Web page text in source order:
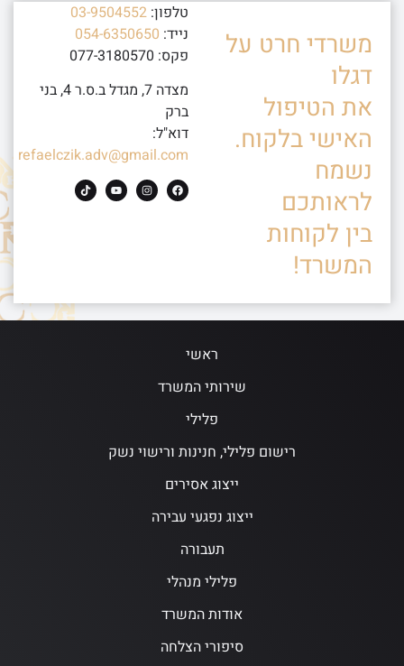
משרדי חרט על
דגלו
את הטיפול
האישי בלקוח.
נשמח
לראותכם
בין לקוחות
המשרד!
טלפון: 03-9504552
נייד: 054-6350650
פקס: 077-3180570
מצדה 7, מגדל ב.ס.ר 4, בני
ברק
דוא"ל:
refaelczik.adv@gmail.com
ראשי
שירותי המשרד
פלילי
רישום פלילי, חנינות ורישוי נשק
ייצוג אסירים
ייצוג נפגעי עבירה
תעבורה
פלילי מנהלי
אודות המשרד
סיפורי הצלחה